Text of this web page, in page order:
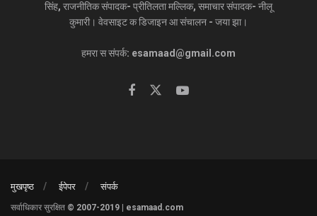
सिंह, राजनीतिक संपादक- प्रीतिलता मल्लिक, समाचार संपादक- नीलू
कुमारी। वेवसाइट क डिजाइन आ संचालन - जया झा।
हमरा स संपर्क: esamaad@gmail.com
मुखपृष्ठ ईपेपर संपर्क
सर्वाधिकार सुरक्षित © 2007-2019 | esamaad.com